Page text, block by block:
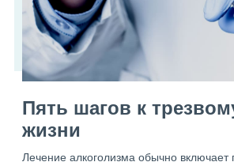
Пять шагов к
жизни
Лечение алкоголизма обычно включает